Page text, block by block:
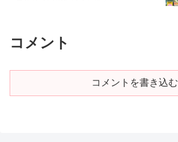
コメント
コメントを書き込む